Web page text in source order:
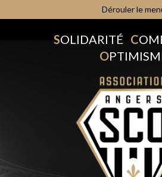
Dérouler le
SOLIDARITÉ C
O